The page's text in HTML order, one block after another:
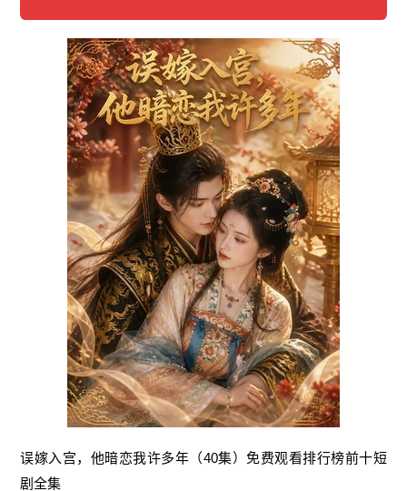
误嫁入宫，他暗恋我许多年（40集）免费观看排行榜前十短
剧全集